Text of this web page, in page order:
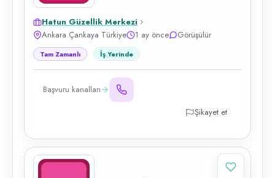
Hatun Güzellik Merkezi
Ankara Çankaya Türkiye
1 ay önce Görüşülür
Tam Zamanlı İş Yerinde
Başvuru kanalları
Şikayet et